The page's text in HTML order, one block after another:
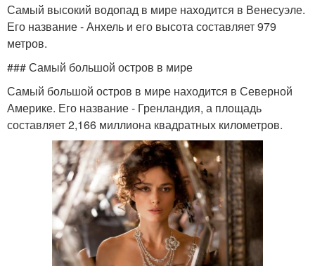
Самый высокий водопад в мире находится в Венесуэле.
Его название - Анхель и его высота составляет 979
метров.
### Самый большой остров в мире
Самый большой остров в мире находится в Северной
Америке. Его название - Гренландия, а площадь
составляет 2,166 миллиона квадратных километров.